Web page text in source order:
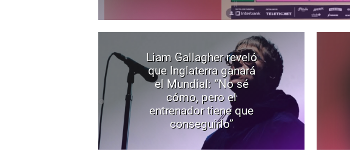
Liam Gallagher reveló
que Inglaterra ganará
el Mundial: “No sé
cómo, pero el
entrenador tiene que
conseguirlo”